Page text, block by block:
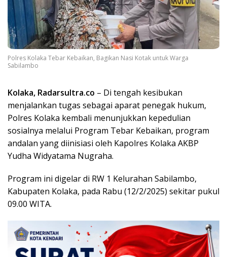
Polres Kolaka Tebar Kebaikan, Bagikan Nasi Kotak untuk Warga
Sabilambo
Kolaka, Radarsultra.co – Di tengah kesibukan
menjalankan tugas sebagai aparat penegak hukum,
Polres Kolaka kembali menunjukkan kepedulian
sosialnya melalui Program Tebar Kebaikan, program
andalan yang diinisiasi oleh Kapolres Kolaka AKBP
Yudha Widyatama Nugraha.
Program ini digelar di RW 1 Kelurahan Sabilambo,
Kabupaten Kolaka, pada Rabu (12/2/2025) sekitar pukul
09.00 WITA.